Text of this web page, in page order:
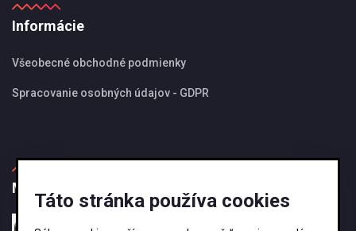
Informácie
Všeobecné obchodné podmienky
Spracovanie osobných údajov - GDPR
MBS Magazín
Táto stránka používa cookies